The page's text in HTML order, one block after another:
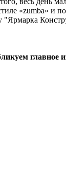
«zumba» и
главное